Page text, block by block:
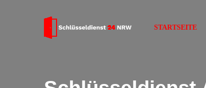
STARTSEITE